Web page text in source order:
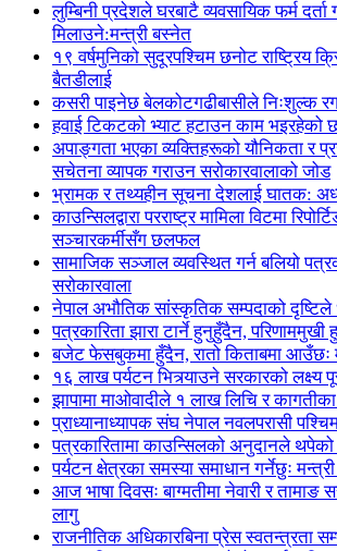
लुम्बिनी प्रदेशले घरबाटै व्यवसायिक फर्म दर्ता
मिलाउने:मन्त्री बस्नेत
१९ वर्षमुनिको सुदूरपश्चिम छनोट राष्ट्रिय
बैतडीलाई
कसरी पाइनेछ बेलकोटगढीबासीले निःशुल्क
हवाई टिकटको भ्याट हटाउन काम भइरहेको
अपाङ्गता भएका व्यक्तिहरूको यौनिकता र
सचेतना व्यापक गराउन सरोकारवालाको जोड
भ्रामक र तथ्यहीन सूचना देशलाई घातक:
काउन्सिलद्वारा परराष्ट्र मामिला विटमा
सञ्चारकर्मीसँग छलफल
सामाजिक सञ्जाल व्यवस्थित गर्न बलियो
सरोकारवाला
नेपाल अभौतिक सांस्कृतिक सम्पदाको दृष्टिले
पत्रकारिता झारा टार्ने हुनुहुँदैन, परिणाममुखी
बजेट फेसबुकमा हुँदैन, रातो किताबमा आउँछः
१६ लाख पर्यटन भित्र्याउने सरकारको लक्ष्य
झापामा माओवादीले १ लाख लिचि र कागतीका
प्राध्यानाध्यापक संघ नेपाल नवलपरासी
पत्रकारितामा काउन्सिलको अनुदानले थपेको
पर्यटन क्षेत्रका समस्या समाधान गर्नेछुः
आज भाषा दिवसः बाग्मतीमा नेवारी र तामाङ
लागु
राजनीतिक अधिकारबिना प्रेस स्वतन्त्रता